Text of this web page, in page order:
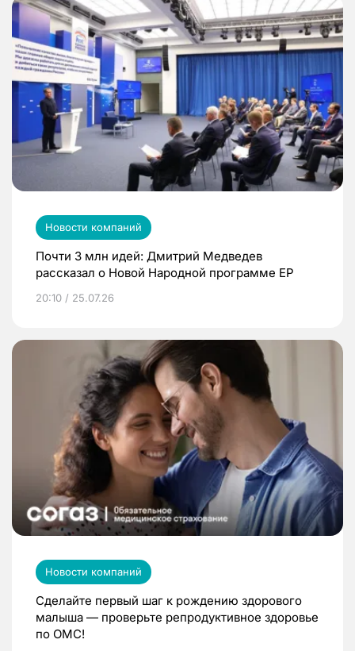
Новости компаний
Почти 3 млн идей: Дмитрий Медведев
рассказал о Новой Народной программе ЕР
20:10 / 25.07.26
Новости компаний
Сделайте первый шаг к рождению здорового
малыша — проверьте репродуктивное здоровье
по ОМС!